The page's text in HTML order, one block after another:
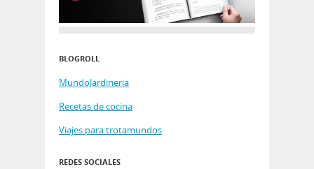
BLOGROLL
MundoJardineria
Recetas de cocina
Viajes para trotamundos
REDES SOCIALES